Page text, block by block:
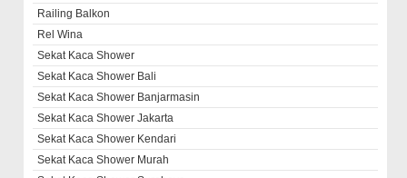
Railing Balkon
Rel Wina
Sekat Kaca Shower
Sekat Kaca Shower Bali
Sekat Kaca Shower Banjarmasin
Sekat Kaca Shower Jakarta
Sekat Kaca Shower Kendari
Sekat Kaca Shower Murah